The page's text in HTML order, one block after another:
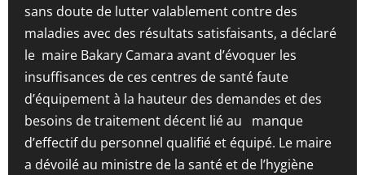
sans doute de lutter valablement contre des
maladies avec des résultats satisfaisants, a déclaré
le maire Bakary Camara avant d’évoquer les
insuffisances de ces centres de santé faute
d’équipement à la hauteur des demandes et des
besoins de traitement décent lié au manque
d’effectif du personnel qualifié et équipé. Le maire
a dévoilé au ministre de la santé et de l’hygiène